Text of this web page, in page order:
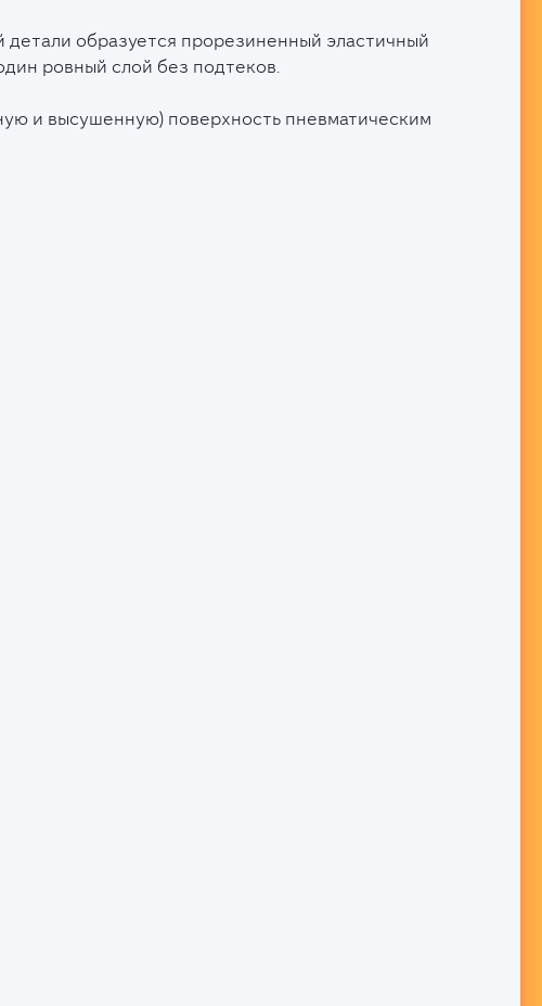
образуется прорезиненный эластичный
ровный слой без подтеков.
и высушенную) поверхность пневматическим